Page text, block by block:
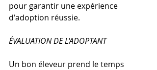
pour garantir une expérience
d'adoption réussie.
ÉVALUATION DE L'ADOPTANT
Un bon éleveur prend le temps